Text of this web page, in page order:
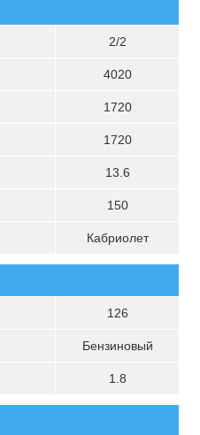
2/2
4020
1720
1720
13.6
150
Кабриолет
126
Бензиновый
1.8